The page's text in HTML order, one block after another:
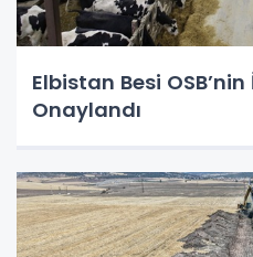
Elbistan Besi
Onaylandı